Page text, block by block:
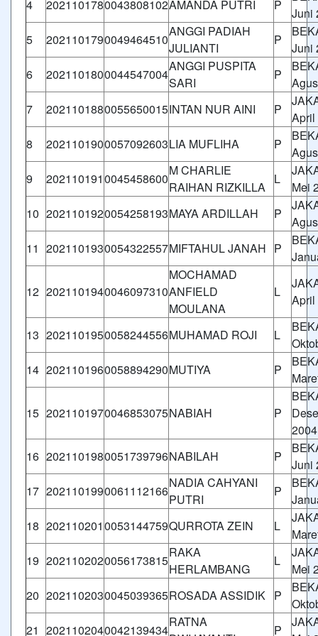
4 2021101780043808102AMANDA PUTRI P
Juni
5
2021101790049464510
ANGGI PADIAH
JULIANTI
P
Juni
6
2021101800044547004
ANGGI PUSPITA
SARI
P
7
2021101880055650015INTAN NUR AINI P
April
8
2021101900057092603LIA MUFLIHA P
9
2021101910045458600
M CHARLIE
RAIHAN RIZKILLA
L
Mei
10 2021101920054258193MAYA ARDILLAH P
11 2021101930054322557MIFTAHUL JANAH P
12 2021101940046097310
MOCHAMAD
ANFIELD
MOULANA
L
April
13 2021101950058244556MUHAMAD ROJI L
14 2021101960058894290MUTIYA P
15 2021101970046853075NABIAH P
2004
16 2021101980051739796NABILAH P
Juni
17 2021101990061112166
NADIA CAHYANI
PUTRI
P
18 2021102010053144759QURROTA ZEIN L
19 2021102020056173815
RAKA
HERLAMBANG
L
Mei
20 2021102030045039365ROSADA ASSIDIK P
21 2021102040042139434
RATNA
P